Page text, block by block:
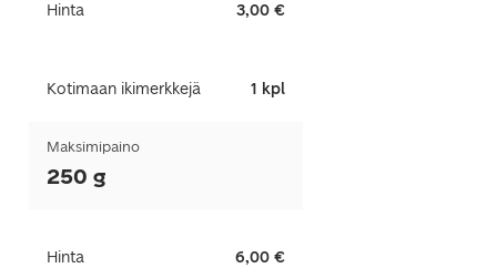
Hinta 3,00 €
Kotimaan ikimerkkejä 1 kpl
Maksimipaino
250 g
Hinta 6,00 €